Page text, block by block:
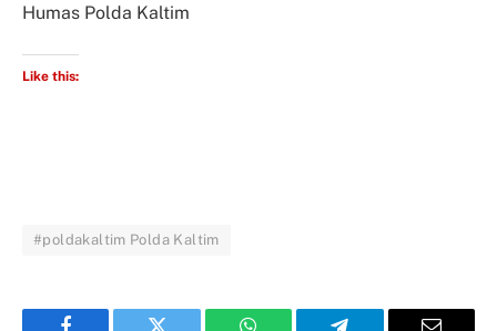
Humas Polda Kaltim
Like this:
#poldakaltim Polda Kaltim